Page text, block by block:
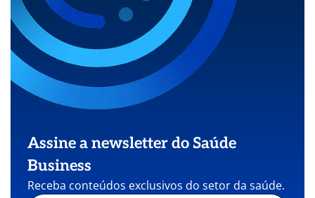
Assine a newsletter do Saúde
Business
Receba conteúdos exclusivos do setor da saúde.